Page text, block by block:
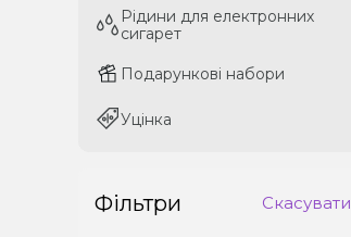
Рідини для електронних
сигарет
Подарункові набори
Уцінка
Рідини для електронних
сигарет
Подарункові набори
Уцінка
Фільтри Скасувати